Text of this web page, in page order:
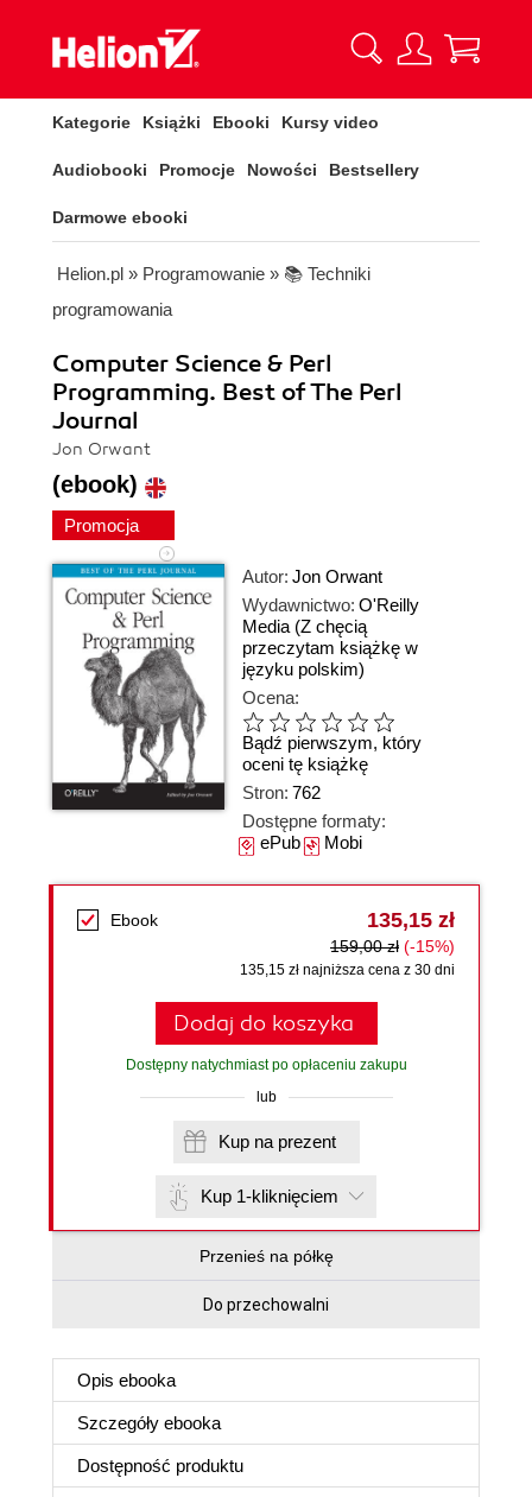
Kategorie Książki Ebooki Kursy video
Audiobooki Promocje Nowości Bestsellery
Darmowe ebooki
Helion.pl » Programowanie » 📚 Techniki
programowania
Computer Science & Perl
Programming. Best of The Perl
Journal
Jon Orwant
(ebook)
Promocja
Autor: Jon Orwant
Wydawnictwo: O'Reilly
Media (Z chęcią
przeczytam książkę w
języku polskim)
Ocena:
Bądź pierwszym, który
oceni tę książkę
Stron: 762
Dostępne formaty:
ePubMobi
Ebook 135,15 zł
159,00 zł (-15%)
135,15 zł najniższa cena z 30 dni
Dodaj do koszyka
Dostępny natychmiast po opłaceniu zakupu
lub
Kup na prezent
Kup 1-kliknięciem
Przenieś na półkę
Do przechowalni
Opis ebooka
Szczegóły ebooka
Dostępność produktu